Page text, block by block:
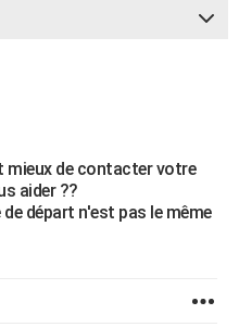
mieux de contacter votre
aider ??
départ n'est pas le même